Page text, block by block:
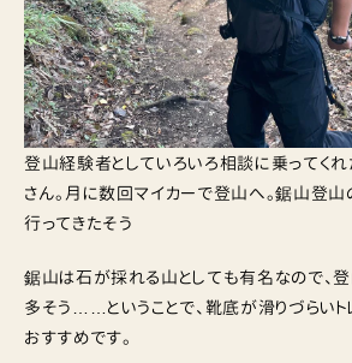
登山経験者としていろいろ相談に乗ってく
さん。月に数回マイカーで登山へ。鋸山登
行ってきたそう
鋸山は石が採れる山としても有名なので、
多そう……ということで、靴底が滑りづらい
おすすめです。